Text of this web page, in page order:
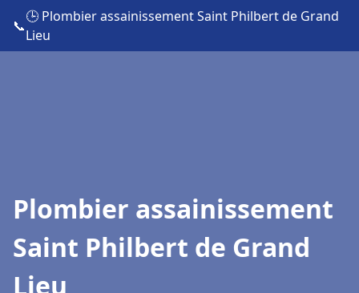
📞
🕒 Plombier assainissement Saint Philbert de Grand
Lieu
Plombier assainissement
Saint Philbert de Grand
Lieu